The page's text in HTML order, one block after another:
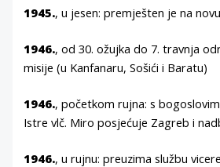
1945., u jesen: premješten je na
1946., od 30. ožujka do 7. travnja
misije (u Kanfanaru, Sošići i Baratu)
1946., početkom rujna: s
Istre vlč. Miro posjećuje Zagreb i
1946., u rujnu: preuzima službu